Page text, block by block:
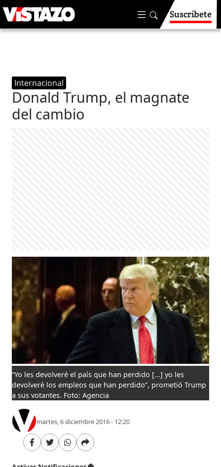
Suscríbete
Internacional
Donald Trump, el magnate
del cambio
“Yo les devolveré el país que han perdido [...] yo les
devolveré los empleos que han perdido”, prometió Trump
a sus votantes. Foto: Agencia
martes, 6 diciembre 2016 - 12:20